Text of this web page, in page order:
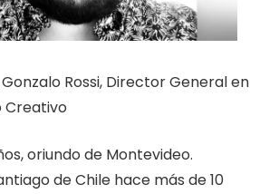
Rossi, Director General en
Creativo
oriundo de Montevideo.
de Chile hace más de 10